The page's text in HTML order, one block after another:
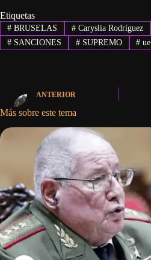
Etiquetas
#BRUSELAS #Caryslia Rodríguez
#SANCIONES #SUPREMO # ue
ANTERIOR
Más sobre este tema